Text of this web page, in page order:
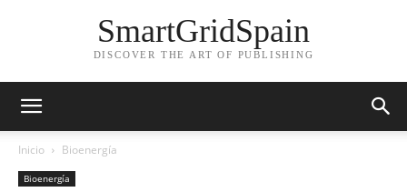
SmartGridSpain
DISCOVER THE ART OF PUBLISHING
Inicio Bioenergía
Bioenergía